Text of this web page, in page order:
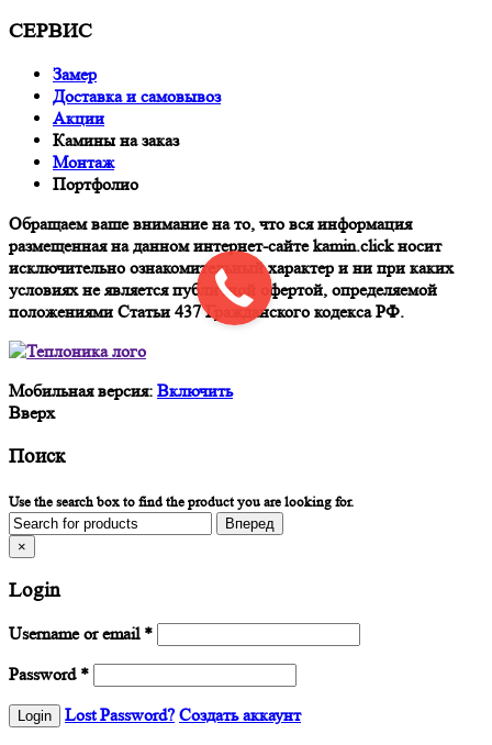
СЕРВИС
Замер
Доставка и самовывоз
Акции
Камины на заказ
Монтаж
Портфолио
Обращаем ваше внимание на то, что вся информация
размещенная на данном интернет-сайте kamin.click носит
исключительно ознакомительный характер и ни при каких
условиях не является публичной офертой, определяемой
положениями Статьи 437 Гражданского кодекса РФ.
Мобильная версия: Включить
Вверх
Поиск
Use the search box to find the product you are looking for.
×
Login
Username or email *
Password *
Lost Password? Создать аккаунт